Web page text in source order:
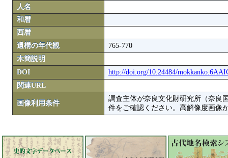
人名
和暦
西暦
遺構の年代観
765-770
木簡説明
DOI
http://doi.org/10.24484/
関連URL
画像利用条件
調査主体が奈良文化財研究所（奈良
件をご確認ください。高解像度画像